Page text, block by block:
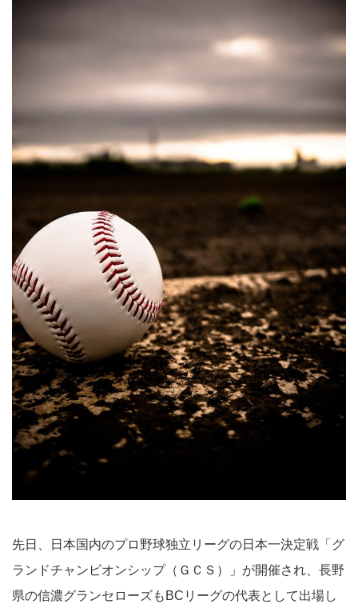
先日、日本国内のプロ野球独立リーグの日本一決定戦「グ
ランドチャンピオンシップ（ＧＣＳ）」が開催され、長野
県の信濃グランセローズもBCリーグの代表として出場し